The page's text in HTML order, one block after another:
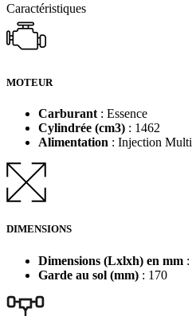
Caractéristiques
MOTEUR
Carburant : Essence
Cylindrée (cm3) : 1462
Alimentation : Injection
DIMENSIONS
Dimensions (Lxlxh) en mm
Garde au sol (mm) : 170